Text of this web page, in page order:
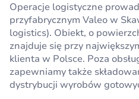
Operacje logistyczne
przyfabrycznym Valeo w
logistics). Obiekt, o
znajduje się przy
klienta w Polsce. Poza
zapewniamy także
dystrybucji wyrobów